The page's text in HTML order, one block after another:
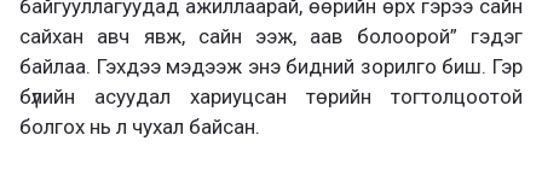
байгууллагуудад ажиллаарай, өөрийн өрх гэрээ сайн
сайхан авч явж, сайн ээж, аав болоорой” гэдэг
байлаа. Гэхдээ мэдээж энэ бидний зорилго биш. Гэр
бүлийн асуудал хариуцсан төрийн тогтолцоотой
болгох нь л чухал байсан.